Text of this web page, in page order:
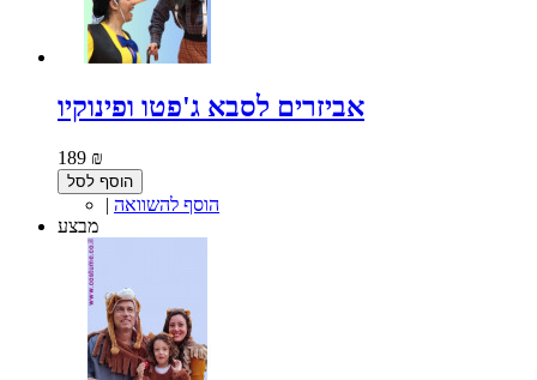
אביזרים לסבא ג'פטו ופינוקיו
189 ₪
הוסף לסל
| הוסף להשוואה
מבצע